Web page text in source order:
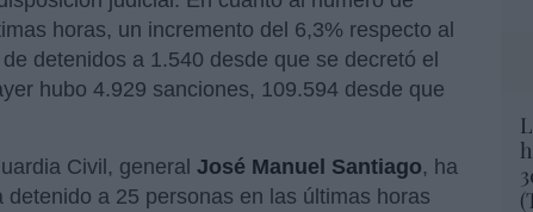
horas, un incremento del 6,3% respecto al
detenidos a 1.540 desde que se decretó el
hubo 4.929 sanciones, 109.594 desde que
Civil, general José Manuel Santiago, ha
a 25 personas en las últimas horas